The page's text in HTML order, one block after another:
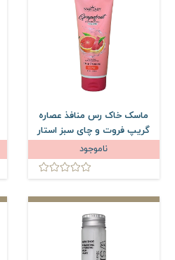
ماسک خاک رس منافذ عصاره
گریپ فروت و چای سبز استار
لیدی حجم 175 میلی لیترناموجود